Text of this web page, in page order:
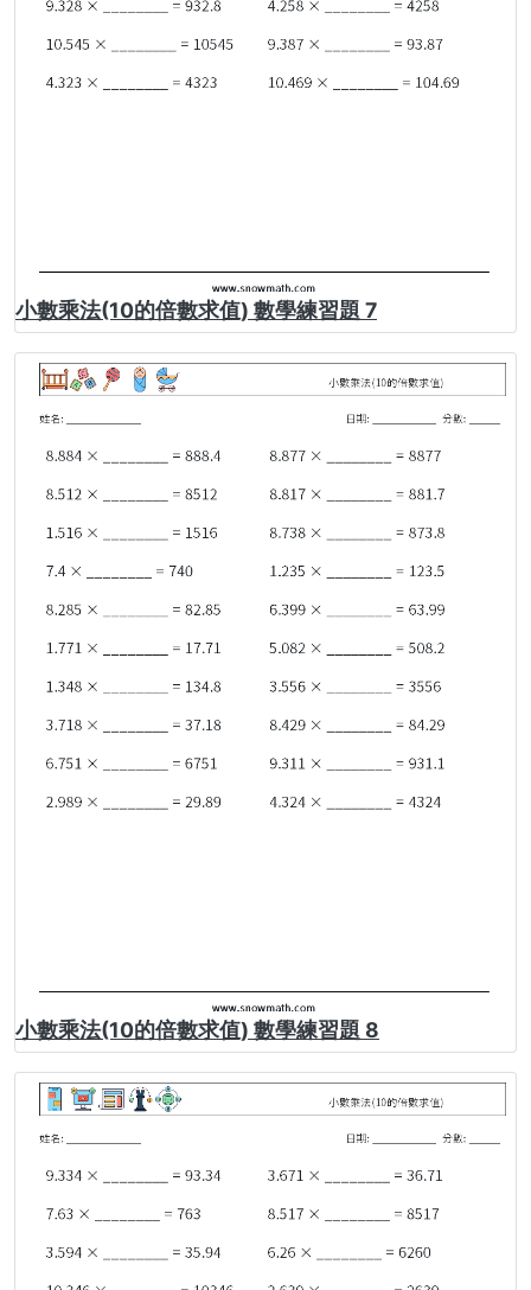
小數乘法(10的倍數求值) 數學練習題 7
小數乘法(10的倍數求值) 數學練習題 8